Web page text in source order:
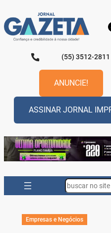
para
o
conteúdo
(55) 3512-2811
ANUNCIE!
ASSINAR JORNAL
Search
Empresas e Negócios